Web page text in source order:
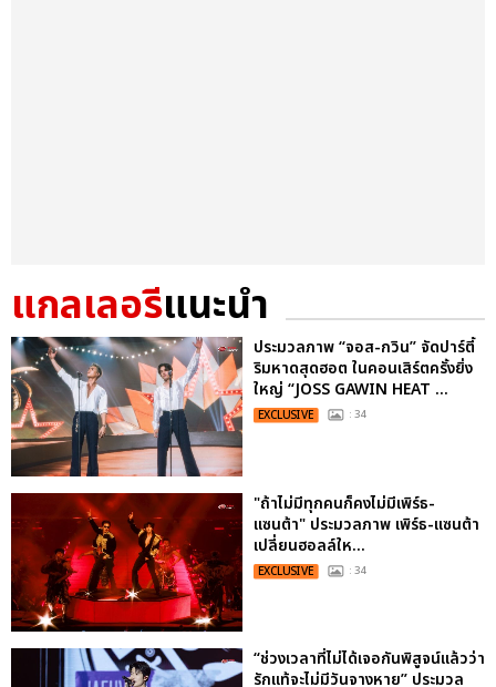
แกลเลอรีแนะนำ
ประมวลภาพ “จอส-กวิน” จัดปาร์ตี้
ริมหาดสุดฮอต ในคอนเสิร์ตครั้งยิ่ง
ใหญ่ “JOSS GAWIN HEAT ...
EXCLUSIVE : 34
"ถ้าไม่มีทุกคนก็คงไม่มีเพิร์ธ-
แซนต้า" ประมวลภาพ เพิร์ธ-แซนต้า
เปลี่ยนฮอลล์ให...
EXCLUSIVE : 34
“ช่วงเวลาที่ไม่ได้เจอกันพิสูจน์แล้วว่า
รักแท้จะไม่มีวันจางหาย” ประมวล